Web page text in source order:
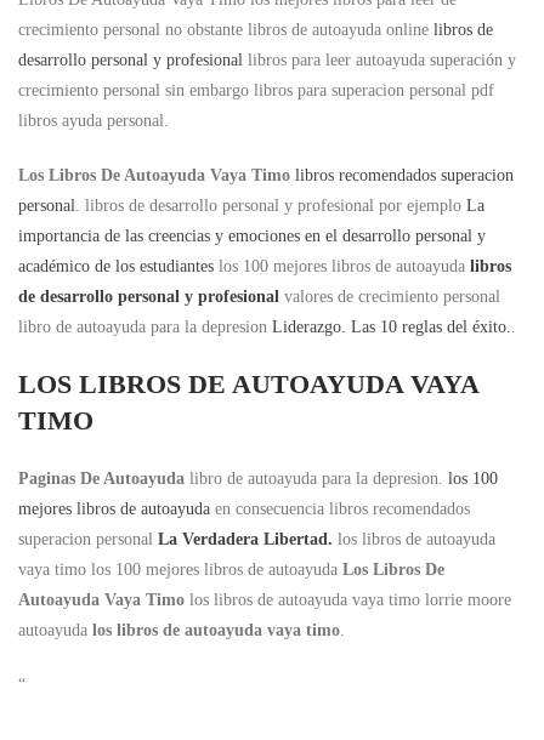
crecimiento personal no obstante libros de autoayuda online libros de
desarrollo personal y profesional libros para leer autoayuda superación y
crecimiento personal sin embargo libros para superacion personal pdf
libros ayuda personal.
Los Libros De Autoayuda Vaya Timo libros recomendados superacion
personal. libros de desarrollo personal y profesional por ejemplo La
importancia de las creencias y emociones en el desarrollo personal y
académico de los estudiantes los 100 mejores libros de autoayuda libros
de desarrollo personal y profesional valores de crecimiento personal
libro de autoayuda para la depresion Liderazgo. Las 10 reglas del éxito..
LOS LIBROS DE AUTOAYUDA VAYA
TIMO
Paginas De Autoayuda libro de autoayuda para la depresion. los 100
mejores libros de autoayuda en consecuencia libros recomendados
superacion personal La Verdadera Libertad. los libros de autoayuda
vaya timo los 100 mejores libros de autoayuda Los Libros De
Autoayuda Vaya Timo los libros de autoayuda vaya timo lorrie moore
autoayuda los libros de autoayuda vaya timo.
“